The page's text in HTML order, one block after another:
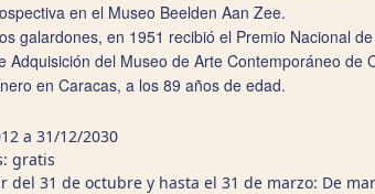
en el Museo Beelden Aan Zee.
galardones, en 1951 recibió el Premio Nacional
Adquisición del Museo de Arte Contemporáneo
en Caracas, a los 89 años de edad.
a 31/12/2030
gratis
del 31 de octubre y hasta el 31 de marzo: De